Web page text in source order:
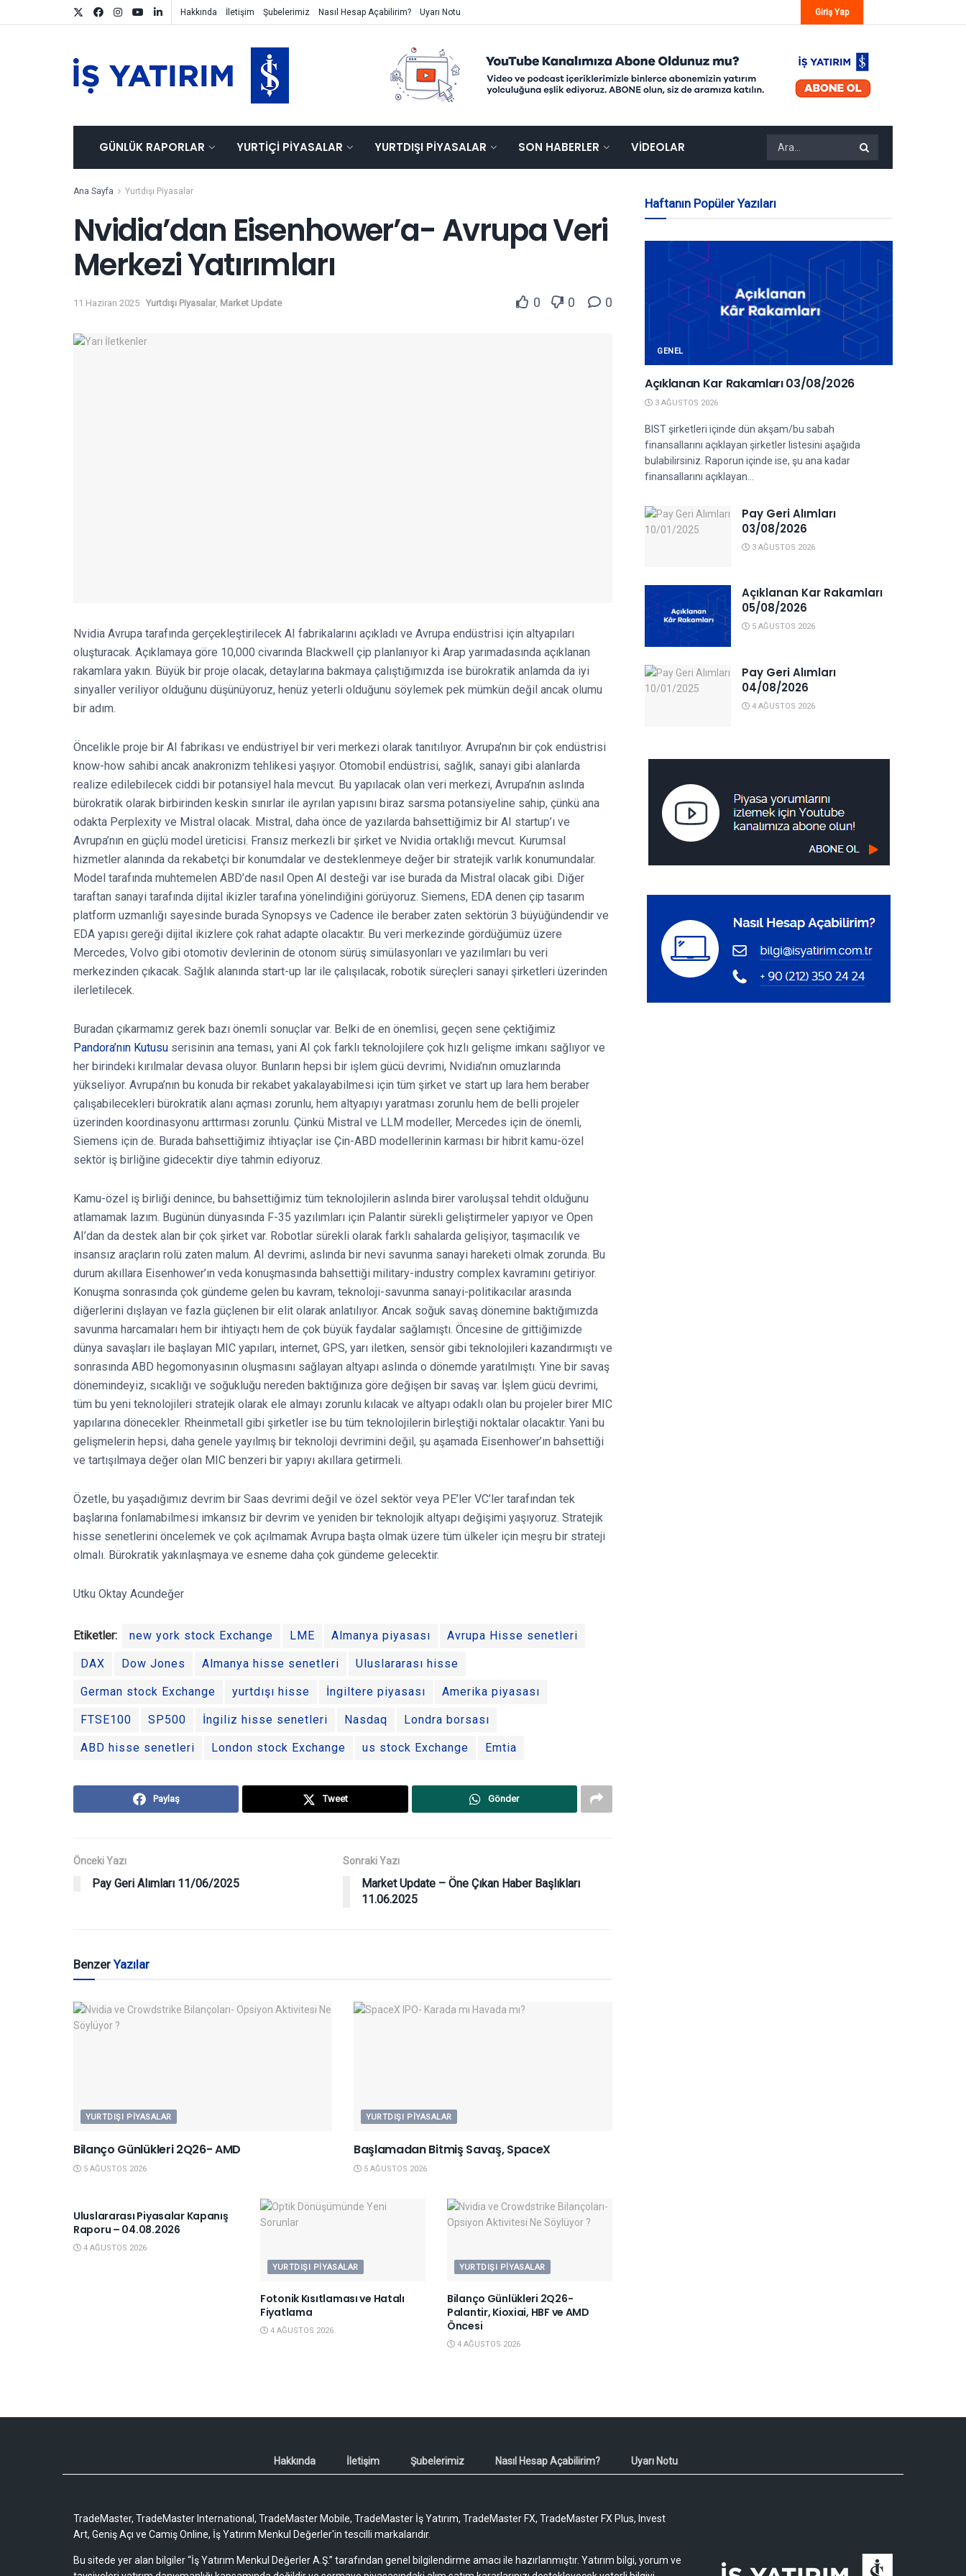
Hakkında İletişim Şubelerimiz Nasıl Hesap Açabilirim? Uyarı Notu Giriş Yap
GÜNLÜK RAPORLAR YURTIÇI PIYASALAR YURTDIŞI PIYASALAR SON HABERLER VIDEOLAR
Ana Sayfa Yurtdışı Piyasalar
Nvidia’dan Eisenhower’a- Avrupa Veri
Merkezi Yatırımları
11 Haziran 2025 Yurtdışı Piyasalar, Market Update 0 0 0
Nvidia Avrupa tarafında gerçekleştirilecek AI fabrikalarını açıkladı ve Avrupa endüstrisi için altyapıları
oluşturacak. Açıklamaya göre 10,000 civarında Blackwell çip planlanıyor ki Arap yarımadasında açıklanan
rakamlara yakın. Büyük bir proje olacak, detaylarına bakmaya çalıştığımızda ise bürokratik anlamda da iyi
sinyaller veriliyor olduğunu düşünüyoruz, henüz yeterli olduğunu söylemek pek mümkün değil ancak olumu
bir adım.
Öncelikle proje bir AI fabrikası ve endüstriyel bir veri merkezi olarak tanıtılıyor. Avrupa’nın bir çok endüstrisi
know-how sahibi ancak anakronizm tehlikesi yaşıyor. Otomobil endüstrisi, sağlık, sanayi gibi alanlarda
realize edilebilecek ciddi bir potansiyel hala mevcut. Bu yapılacak olan veri merkezi, Avrupa’nın aslında
bürokratik olarak birbirinden keskin sınırlar ile ayrılan yapısını biraz sarsma potansiyeline sahip, çünkü ana
odakta Perplexity ve Mistral olacak. Mistral, daha önce de yazılarda bahsettiğimiz bir AI startup’ı ve
Avrupa’nın en güçlü model üreticisi. Fransız merkezli bir şirket ve Nvidia ortaklığı mevcut. Kurumsal
hizmetler alanında da rekabetçi bir konumdalar ve desteklenmeye değer bir stratejik varlık konumundalar.
Model tarafında muhtemelen ABD’de nasıl Open AI desteği var ise burada da Mistral olacak gibi. Diğer
taraftan sanayi tarafında dijital ikizler tarafına yönelindiğini görüyoruz. Siemens, EDA denen çip tasarım
platform uzmanlığı sayesinde burada Synopsys ve Cadence ile beraber zaten sektörün 3 büyüğündendir ve
EDA yapısı gereği dijital ikizlere çok rahat adapte olacaktır. Bu veri merkezinde gördüğümüz üzere
Mercedes, Volvo gibi otomotiv devlerinin de otonom sürüş simülasyonları ve yazılımları bu veri
merkezinden çıkacak. Sağlık alanında start-up lar ile çalışılacak, robotik süreçleri sanayi şirketleri üzerinden
ilerletilecek.
Buradan çıkarmamız gerek bazı önemli sonuçlar var. Belki de en önemlisi, geçen sene çektiğimiz
Pandora’nın Kutusu serisinin ana teması, yani AI çok farklı teknolojilere çok hızlı gelişme imkanı sağlıyor ve
her birindeki kırılmalar devasa oluyor. Bunların hepsi bir işlem gücü devrimi, Nvidia’nın omuzlarında
yükseliyor. Avrupa’nın bu konuda bir rekabet yakalayabilmesi için tüm şirket ve start up lara hem beraber
çalışabilecekleri bürokratik alanı açması zorunlu, hem altyapıyı yaratması zorunlu hem de belli projeler
üzerinden koordinasyonu arttırması zorunlu. Çünkü Mistral ve LLM modeller, Mercedes için de önemli,
Siemens için de. Burada bahsettiğimiz ihtiyaçlar ise Çin-ABD modellerinin karması bir hibrit kamu-özel
sektör iş birliğine gidecektir diye tahmin ediyoruz.
Kamu-özel iş birliği denince, bu bahsettiğimiz tüm teknolojilerin aslında birer varoluşsal tehdit olduğunu
atlamamak lazım. Bugünün dünyasında F-35 yazılımları için Palantir sürekli geliştirmeler yapıyor ve Open
AI’dan da destek alan bir çok şirket var. Robotlar sürekli olarak farklı sahalarda gelişiyor, taşımacılık ve
insansız araçların rolü zaten malum. AI devrimi, aslında bir nevi savunma sanayi hareketi olmak zorunda. Bu
durum akıllara Eisenhower’ın veda konuşmasında bahsettiği military-industry complex kavramını getiriyor.
Konuşma sonrasında çok gündeme gelen bu kavram, teknoloji-savunma sanayi-politikacılar arasında
diğerlerini dışlayan ve fazla güçlenen bir elit olarak anlatılıyor. Ancak soğuk savaş dönemine baktığımızda
savunma harcamaları hem bir ihtiyaçtı hem de çok büyük faydalar sağlamıştı. Öncesine de gittiğimizde
dünya savaşları ile başlayan MIC yapıları, internet, GPS, yarı iletken, sensör gibi teknolojileri kazandırmıştı ve
sonrasında ABD hegomonyasının oluşmasını sağlayan altyapı aslında o dönemde yaratılmıştı. Yine bir savaş
dönemindeyiz, sıcaklığı ve soğukluğu nereden baktığınıza göre değişen bir savaş var. İşlem gücü devrimi,
tüm bu yeni teknolojileri stratejik olarak ele almayı zorunlu kılacak ve altyapı odaklı olan bu projeler birer MIC
yapılarına dönecekler. Rheinmetall gibi şirketler ise bu tüm teknolojilerin birleştiği noktalar olacaktır. Yani bu
gelişmelerin hepsi, daha genele yayılmış bir teknoloji devrimini değil, şu aşamada Eisenhower’ın bahsettiği
ve tartışılmaya değer olan MIC benzeri bir yapıyı akıllara getirmeli.
Özetle, bu yaşadığımız devrim bir Saas devrimi değil ve özel sektör veya PE’ler VC’ler tarafından tek
başlarına fonlamabilmesi imkansız bir devrim ve yeniden bir teknolojik altyapı değişimi yaşıyoruz. Stratejik
hisse senetlerini öncelemek ve çok açılmamak Avrupa başta olmak üzere tüm ülkeler için meşru bir strateji
olmalı. Bürokratik yakınlaşmaya ve esneme daha çok gündeme gelecektir.
Utku Oktay Acundeğer
Etiketler: new york stock Exchange LME Almanya piyasası Avrupa Hisse senetleri
DAX Dow Jones Almanya hisse senetleri Uluslararası hisse
German stock Exchange yurtdışı hisse İngiltere piyasası Amerika piyasası
FTSE100 SP500 İngiliz hisse senetleri Nasdaq Londra borsası
ABD hisse senetleri London stock Exchange us stock Exchange Emtia
Paylaş Tweet Gönder
Önceki Yazı
Pay Geri Alımları 11/06/2025
Sonraki Yazı
Market Update – Öne Çıkan Haber Başlıkları
11.06.2025
BenzerYazılar
YURTDIŞI PIYASALAR
Bilanço Günlükleri 2Q26- AMD
5 AĞUSTOS 2026
YURTDIŞI PIYASALAR
Başlamadan Bitmiş Savaş, SpaceX
5 AĞUSTOS 2026
Uluslararası Piyasalar Kapanış
Raporu – 04.08.2026
4 AĞUSTOS 2026
YURTDIŞI PIYASALAR
Fotonik Kısıtlaması ve Hatalı
Fiyatlama
4 AĞUSTOS 2026
YURTDIŞI PIYASALAR
Bilanço Günlükleri 2Q26-
Palantir, Kioxiai, HBF ve AMD
Öncesi
4 AĞUSTOS 2026
Haftanın Popüler Yazıları
GENEL
Açıklanan Kar Rakamları 03/08/2026
3 AĞUSTOS 2026
BIST şirketleri içinde dün akşam/bu sabah
finansallarını açıklayan şirketler listesini aşağıda
bulabilirsiniz. Raporun içinde ise, şu ana kadar
finansallarını açıklayan...
Pay Geri Alımları
03/08/2026
3 AĞUSTOS 2026
Açıklanan Kar Rakamları
05/08/2026
5 AĞUSTOS 2026
Pay Geri Alımları
04/08/2026
4 AĞUSTOS 2026
Hakkında İletişim Şubelerimiz Nasıl Hesap Açabilirim? Uyarı Notu
TradeMaster, TradeMaster International, TradeMaster Mobile, TradeMaster İş Yatırım, TradeMaster FX, TradeMaster FX Plus, Invest
Art, Geniş Açı ve Camiş Online, İş Yatırım Menkul Değerler'in tescilli markalarıdır.
Bu sitede yer alan bilgiler “İş Yatırım Menkul Değerler A.Ş.” tarafından genel bilgilendirme amacı ile hazırlanmıştır. Yatırım bilgi, yorum ve